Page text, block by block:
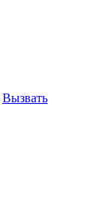
Вызвать